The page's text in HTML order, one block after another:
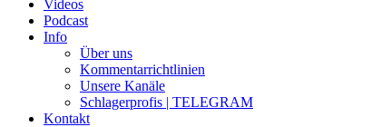
Videos
Podcast
Info
Über uns
Kommentarrichtlinien
Unsere Kanäle
Schlagerprofis | TELEGRAM
Kontakt